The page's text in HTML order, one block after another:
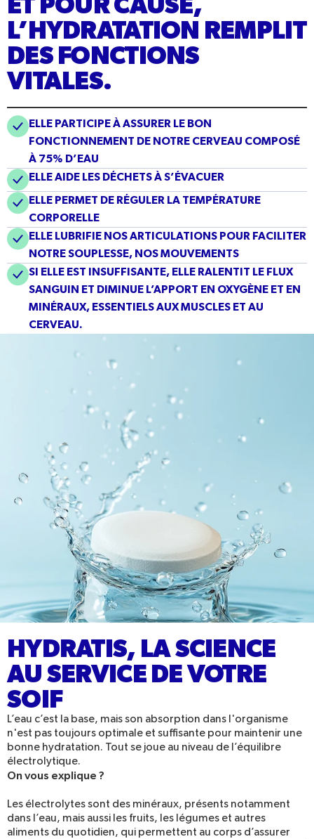
ET POUR CAUSE,
L’HYDRATATION REMPLIT
DES FONCTIONS
VITALES.
ELLE PARTICIPE À ASSURER LE BON
FONCTIONNEMENT DE NOTRE CERVEAU COMPOSÉ
À 75% D’EAU
ELLE AIDE LES DÉCHETS À S’ÉVACUER
ELLE PERMET DE RÉGULER LA TEMPÉRATURE
CORPORELLE
ELLE LUBRIFIE NOS ARTICULATIONS POUR FACILITER
NOTRE SOUPLESSE, NOS MOUVEMENTS
SI ELLE EST INSUFFISANTE, ELLE RALENTIT LE FLUX
SANGUIN ET DIMINUE L’APPORT EN OXYGÈNE ET EN
MINÉRAUX, ESSENTIELS AUX MUSCLES ET AU
CERVEAU.
HYDRATIS, LA SCIENCE
AU SERVICE DE VOTRE
SOIF
L’eau c’est la base, mais son absorption dans l'organisme
n'est pas toujours optimale et suffisante pour maintenir une
bonne hydratation. Tout se joue au niveau de l’équilibre
électrolytique.
On vous explique ?
Les électrolytes sont des minéraux, présents notamment
dans l’eau, mais aussi les fruits, les légumes et autres
aliments du quotidien, qui permettent au corps d’assurer